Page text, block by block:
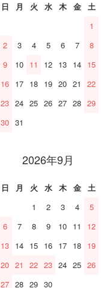
日 月 火 水 木 金
土
1
2
3 4 5 6 7
8
9
10 11 12 13 14 15
16 17 18 19 20 21
22
23 24 25 26 27 28 29
30 31
2026年9月
日 月 火 水 木 金
土
1
2 3 4
5
6
7 8 9 10 11
12
13 14 15 16 17 18 19
20 21 22 23 24 25 26
27 28 29 30